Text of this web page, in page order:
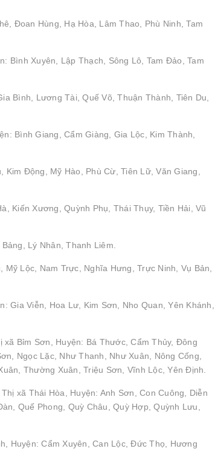
Đoan Hùng, Hạ Hòa, Lâm Thao, Phù Ninh, Tam
Bình Xuyên, Lập Thạch, Sông Lô, Tam Đảo, Tam
Bình, Lương Tài, Quế Võ, Thuận Thành, Tiên Du,
Bình Giang, Cẩm Giàng, Gia Lộc, Kim Thành,
Động, Mỹ Hào, Phù Cừ, Tiên Lữ, Văn Giang,
Kiến Xương, Quỳnh Phụ, Thái Thụy, Tiền Hải, Vũ
Lý Nhân, Thanh Liêm.
Lộc, Nam Trực, Nghĩa Hưng, Trực Ninh, Vụ Bản,
Gia Viễn, Hoa Lư, Kim Sơn, Nho Quan, Yên Khánh,
Bỉm Sơn, Huyện: Bá Thước, Cẩm Thủy, Đông
Ngọc Lặc, Như Thanh, Như Xuân, Nông Cống,
Thường Xuân, Triệu Sơn, Vĩnh Lộc, Yên Định.
xã Thái Hòa, Huyện: Anh Sơn, Con Cuông, Diễn
Quế Phong, Quỳ Châu, Quỳ Hợp, Quỳnh Lưu,
Huyện: Cẩm Xuyên, Can Lộc, Đức Thọ, Hương